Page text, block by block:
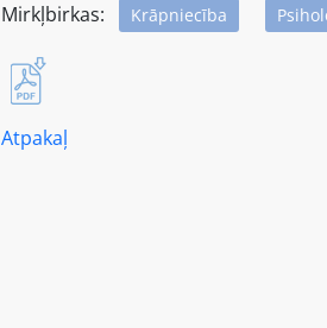
Mirkļbirkas:
Krāpniecība
Atpakaļ